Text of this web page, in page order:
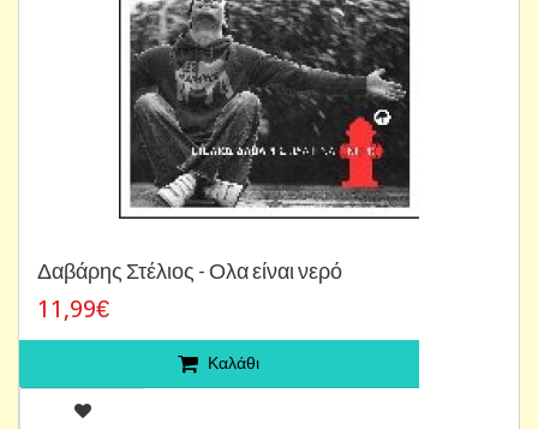
Δαβάρης Στέλιος - Ολα είναι νερό
11,99€
Καλάθι